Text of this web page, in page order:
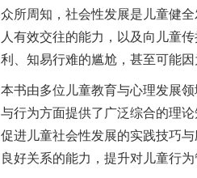
众所周知，社会性发展是儿童健
人有效交往的能力，以及向儿童
利、知易行难的尴尬，甚至可能
本书由多位儿童教育与心理发展
与行为方面提供了广泛综合的理
促进儿童社会性发展的实践技巧
良好关系的能力，提升对儿童行